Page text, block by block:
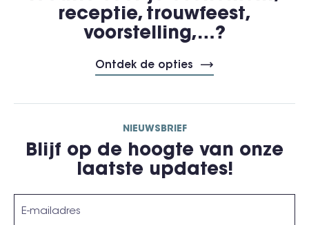
receptie, trouwfeest,
voorstelling,…?
Ontdek de opties
NIEUWSBRIEF
Blijf op de hoogte van onze
laatste updates!